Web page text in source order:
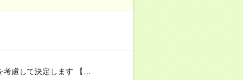
慮して決定します 【…